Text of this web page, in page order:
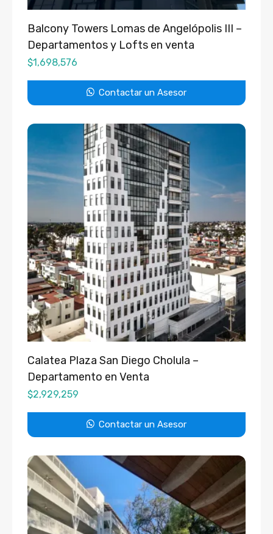
Balcony Towers Lomas de Angelópolis III –
Departamentos y Lofts en venta
$1,698,576
Contactar un Asesor
Calatea Plaza San Diego Cholula –
Departamento en Venta
$2,929,259
Contactar un Asesor